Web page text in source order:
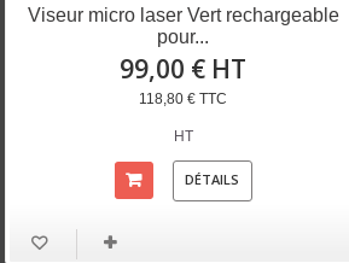
Viseur micro laser Vert rechargeable
pour...
99,00 € HT
118,80 € TTC
HT
DÉTAILS